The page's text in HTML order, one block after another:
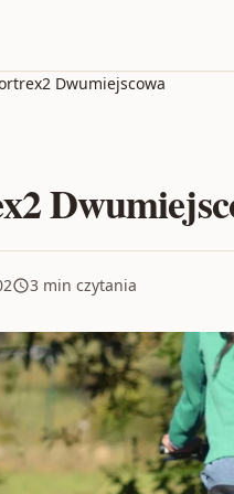
Dwumiejscowa
3 min czytania